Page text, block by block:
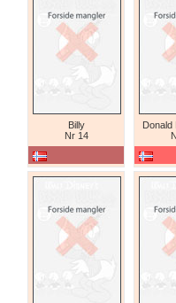
Billy
Nr 14
Donald